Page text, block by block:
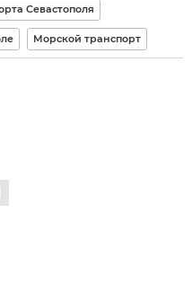
Севастополя
Морской транспорт